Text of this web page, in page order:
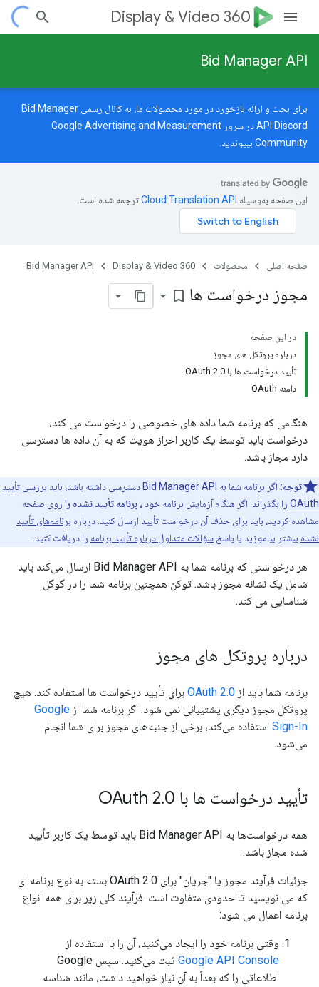
Display & Video 360
Bid Manager API
برای بحث و ارائه بازخورد در مورد محصولات ما، به کانال رسمی Bid Manager
API Discord در سرور
Google Advertising and Measurement
Community بپیوندید.
این صفحه به‌وسیله ترجمه شده است.
صفحه اصلی محصولات Display & Video 360
Bid Manager API
مجوز درخواست ها bookmark_border
در این صفحه
درباره پروتکل های مجوز
تأیید درخواست ها با OAuth 2.0
دامنه OAuth
هنگامی که برنامه شما داده های خصوصی را درخواست می کند،
درخواست باید توسط یک کاربر احراز هویت که به آن داده ها دسترسی
دارد مجاز باشد.
توجه: اگر برنامه شما به Bid Manager API دسترسی داشته باشد، باید
بررسی تأیید
OAuth را
بگذراند. اگر هنگام آزمایش برنامه خود ، برنامه تأیید نشده را روی صفحه
مشاهده کردید، باید برای حذف آن درخواست تأیید ارسال کنید. درباره برنامه‌های تأیید
نشده بیشتر بیاموزید یا پاسخسؤالات متداول درباره تأیید برنامه را دریافت کنید.
هر درخواستی که برنامه شما به Bid Manager API ارسال می‌کند باید
شامل یک نشانه مجوز باشد. توکن همچنین برنامه شما را در گوگل
شناسایی می کند.
درباره پروتکل های مجوز
برنامه شما باید از OAuth 2.0 برای تأیید درخواست ها استفاده کند. هیچ
پروتکل مجوز دیگری پشتیبانی نمی شود. اگر برنامه شما از Google
Sign-In استفاده می‌کند، برخی از جنبه‌های مجوز برای شما انجام
می‌شود.
تأیید درخواست ها با OAuth 2 .0
همه درخواست‌ها به Bid Manager API باید توسط یک کاربر تأیید
شده مجاز باشد.
جزئیات فرآیند مجوز یا "جریان" برای OAuth 2.0 بسته به نوع برنامه ای
که می نویسید تا حدودی متفاوت است. فرآیند کلی زیر برای همه انواع
برنامه اعمال می شود:
وقتی برنامه خود را ایجاد می‌کنید، آن را با استفاده از
Google API Console
ثبت می‌کنید. سپس Google
اطلاعاتی را که بعداً به آن نیاز خواهید داشت، مانند شناسه